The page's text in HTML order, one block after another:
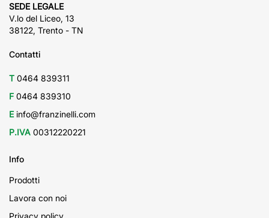
SEDE LEGALE
V.lo del Liceo, 13
38122, Trento - TN
Contatti
T 0464 839311
F 0464 839310
E info@franzinelli.com
P.IVA 00312220221
Info
Prodotti
Lavora con noi
Privacy policy